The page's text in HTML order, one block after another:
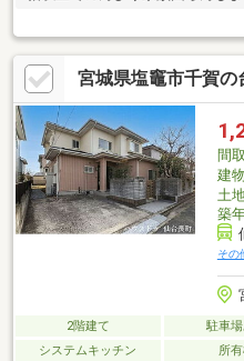
宮城県塩竈市千賀の
間
建
土
築
その
2階建て 駐車場
システムキッチン
所